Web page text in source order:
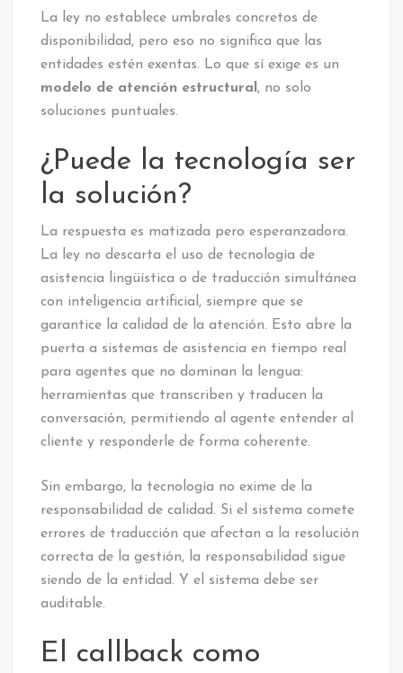
La ley no establece umbrales concretos de
disponibilidad, pero eso no significa que las
entidades estén exentas. Lo que sí exige es un
modelo de atención estructural, no solo
soluciones puntuales.
¿Puede la tecnología ser
la solución?
La respuesta es matizada pero esperanzadora.
La ley no descarta el uso de tecnología de
asistencia lingüística o de traducción simultánea
con inteligencia artificial, siempre que se
garantice la calidad de la atención. Esto abre la
puerta a sistemas de asistencia en tiempo real
para agentes que no dominan la lengua:
herramientas que transcriben y traducen la
conversación, permitiendo al agente entender al
cliente y responderle de forma coherente.
Sin embargo, la tecnología no exime de la
responsabilidad de calidad. Si el sistema comete
errores de traducción que afectan a la resolución
correcta de la gestión, la responsabilidad sigue
siendo de la entidad. Y el sistema debe ser
auditable.
El callback como